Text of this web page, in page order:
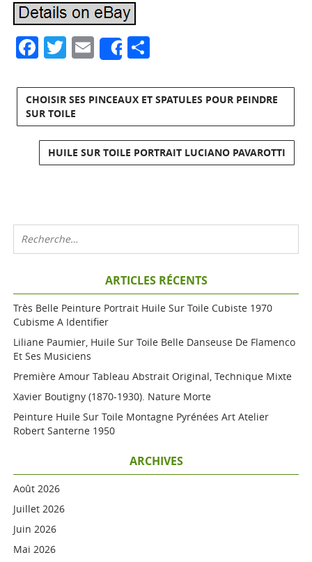
Facebook
Twitter
Email
Share
CHOISIR SES PINCEAUX ET SPATULES POUR PEINDRE
SUR TOILE
HUILE SUR TOILE PORTRAIT LUCIANO PAVAROTTI
ARTICLES RÉCENTS
Très Belle Peinture Portrait Huile Sur Toile Cubiste 1970
Cubisme A Identifier
Liliane Paumier, Huile Sur Toile Belle Danseuse De Flamenco
Et Ses Musiciens
Première Amour Tableau Abstrait Original, Technique Mixte
Xavier Boutigny (1870-1930). Nature Morte
Peinture Huile Sur Toile Montagne Pyrénées Art Atelier
Robert Santerne 1950
ARCHIVES
Août 2026
Juillet 2026
Juin 2026
Mai 2026